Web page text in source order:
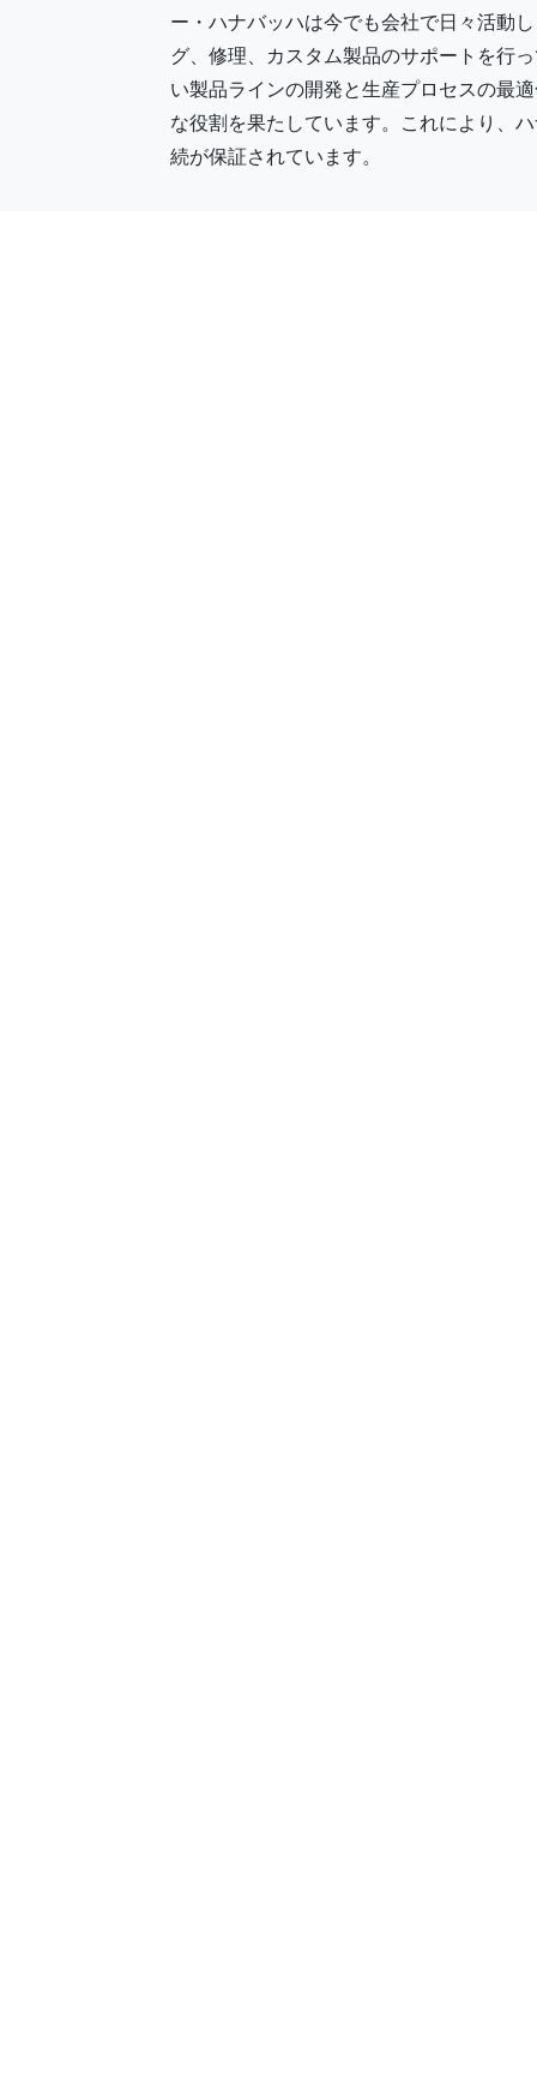
ー・ハナバッハは今でも会社で日々活動
グ、修理、カスタム製品のサポートを行
い製品ラインの開発と生産プロセスの最
な役割を果たしています。これにより、
続が保証されています。